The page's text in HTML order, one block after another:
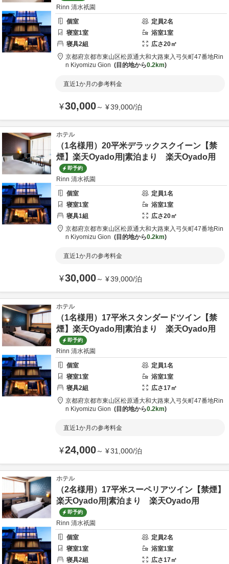
Rinn 清水祇園
個室
定員2名
寝室1室 浴室1室
寝具2組 広さ20㎡
京都府京都市東山区松原通大和大路東入弓矢町47番地Rin
n Kiyomizu Gion
目的地から0.2km
直近1か月の参考料金
¥30,000～ ¥39,000/泊
ホテル
（1名様用）20平米デラックスクイーン【禁
煙】楽天Oyado用|素泊まり 楽天Oyado用
即予約
Rinn 清水祇園
個室
定員1名
寝室1室 浴室1室
寝具1組 広さ20㎡
京都府京都市東山区松原通大和大路東入弓矢町47番地Rin
n Kiyomizu Gion
目的地から0.2km
直近1か月の参考料金
¥30,000～ ¥39,000/泊
ホテル
（1名様用）17平米スタンダードツイン【禁
煙】楽天Oyado用|素泊まり 楽天Oyado用
即予約
Rinn 清水祇園
個室
定員1名
寝室1室 浴室1室
寝具2組 広さ17㎡
京都府京都市東山区松原通大和大路東入弓矢町47番地Rin
n Kiyomizu Gion
目的地から0.2km
直近1か月の参考料金
¥24,000～ ¥31,000/泊
ホテル
（2名様用）17平米スーペリアツイン【禁煙】
楽天Oyado用|素泊まり 楽天Oyado用
即予約
Rinn 清水祇園
個室
定員2名
寝室1室 浴室1室
寝具2組 広さ17㎡